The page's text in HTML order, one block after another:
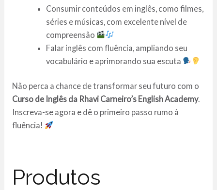
Consumir conteúdos em inglês, como filmes,
séries e músicas, com excelente nível de
compreensão
Falar inglês com fluência, ampliando seu
vocabulário e aprimorando sua escuta
Não perca a chance de transformar seu futuro com o
Curso de Inglês da Rhavi Carneiro’s English Academy.
Inscreva-se agora e dê o primeiro passo rumo à
fluência!
Produtos